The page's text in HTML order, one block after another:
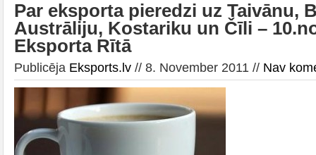
Par eksporta pieredzi uz Taivānu,
Austrāliju, Kostariku un Čīli –
Eksporta Rītā
Publicēja Eksports.lv // 8. November 2011 // Nav